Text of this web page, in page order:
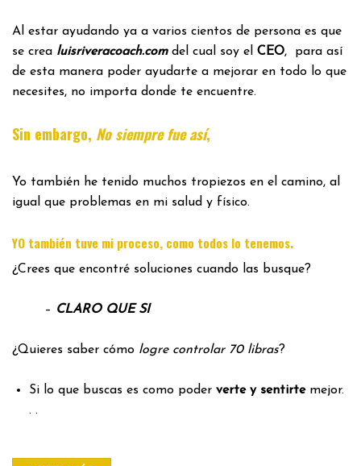
Al estar ayudando ya a varios cientos de persona es que
se crea luisriveracoach.comdel cual soy el CEO, para así
de esta manera poder ayudarte a mejorar en todo lo que
necesites, no importa donde te encuentre.
Sin embargo, No siempre fue así,
Yo también he tenido muchos tropiezos en el camino, al
igual que problemas en mi salud y físico.
YO también tuve mi proceso, como todos lo tenemos.
¿Crees que encontré soluciones cuando las busque?
– CLARO QUE SI
¿Quieres saber cómo logre controlar 70 libras?
Si lo que buscas es como poder verte y sentirtemejor.
. .